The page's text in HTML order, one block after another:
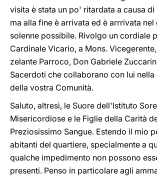
visita è stata un po' ritardata a causa di
ma alla fine è arrivata ed è arrrivata
solenne possibile. Rivolgo un cordiale
Cardinale Vicario, a Mons.
zelante Parroco, Don Gabriele
Sacerdoti che collaborano con lui
della vostra Comunità.
Saluto, altresì, le Suore dell'Istituto
Misericordiose e le Figlie della Carità
Preziosissimo Sangue. Estendo il mio
abitanti del quartiere, specialmente a
qualche impedimento non possono
presenti. Penso in particolare agli